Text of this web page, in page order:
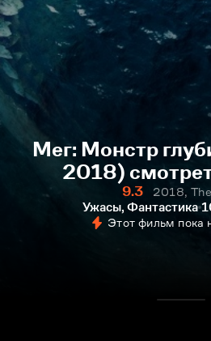
Мег: Монстр
2018)
9.3
2018,
Ужасы, Фантастика
Этот фильм пока